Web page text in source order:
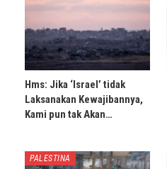
Hms: Jika ‘Israel’ tidak
Laksanakan Kewajibannya,
Kami pun tak Akan…
PALESTINA